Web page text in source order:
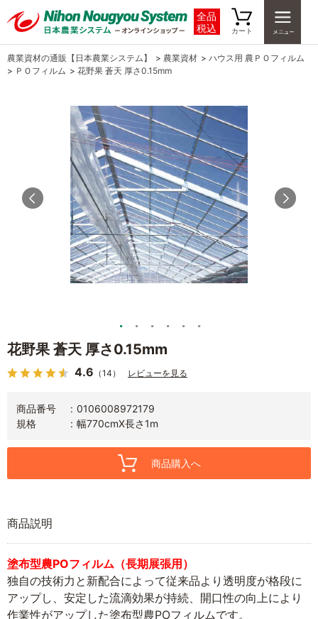
全品
税込
カート
農業資材の通販【日本農業システム】 > 農業資材 > ハウス用 農ＰＯフィルム
> ＰＯフィルム > 花野果 蒼天 厚さ0.15mm
花野果 蒼天 厚さ0.15mm
4.6 （14） レビューを見る
商品番号
0106008972179
規格
幅770cmX長さ1m
商品購入へ
商品説明
塗布型農POフィルム（長期展張用）
独自の技術力と新配合によって従来品より透明度が格段に
アップし、安定した流滴効果が持続、開口性の向上により
作業性がアップした塗布型農POフィルムです。